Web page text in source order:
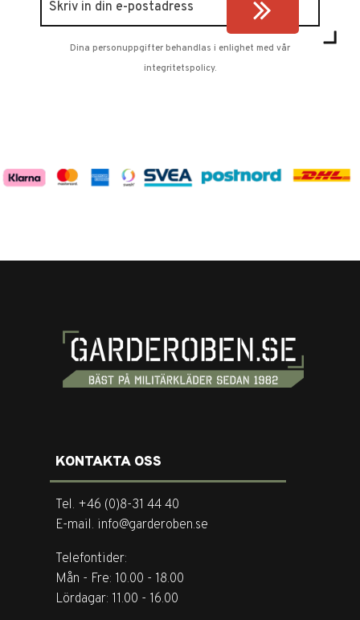
Dina personuppgifter behandlas i enlighet med vår
integritetspolicy.
KONTAKTA OSS
Tel. +46 (0)8-31 44 40
E-mail. info@garderoben.se
Telefontider:
Mån - Fre: 10.00 - 18.00
Lördagar: 11.00 - 16.00